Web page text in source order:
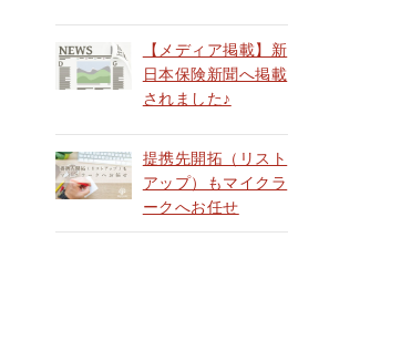
【メディア掲載】新
日本保険新聞へ掲載
されました♪
提携先開拓（リスト
アップ）もマイクラ
ークへお任せ